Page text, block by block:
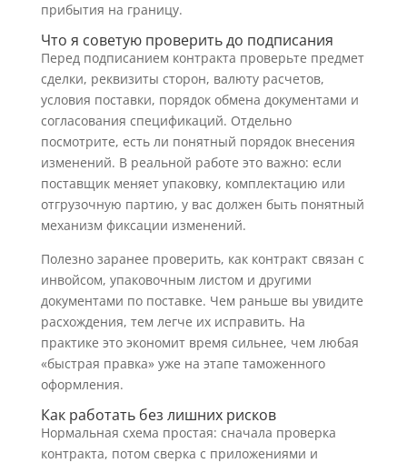
прибытия на границу.
Что я советую проверить до подписания
Перед подписанием контракта проверьте предмет
сделки, реквизиты сторон, валюту расчетов,
условия поставки, порядок обмена документами и
согласования спецификаций. Отдельно
посмотрите, есть ли понятный порядок внесения
изменений. В реальной работе это важно: если
поставщик меняет упаковку, комплектацию или
отгрузочную партию, у вас должен быть понятный
механизм фиксации изменений.
Полезно заранее проверить, как контракт связан с
инвойсом, упаковочным листом и другими
документами по поставке. Чем раньше вы увидите
расхождения, тем легче их исправить. На
практике это экономит время сильнее, чем любая
«быстрая правка» уже на этапе таможенного
оформления.
Как работать без лишних рисков
Нормальная схема простая: сначала проверка
контракта, потом сверка с приложениями и